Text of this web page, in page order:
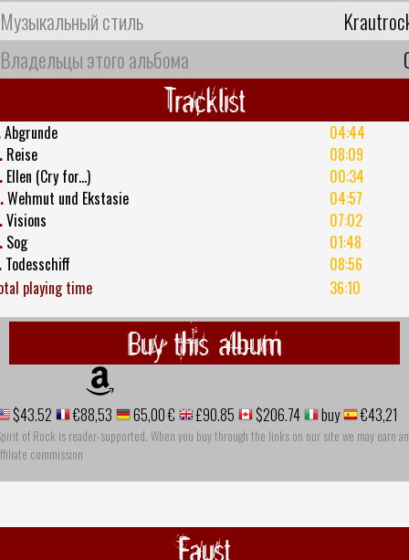
Музыкальный стиль
Владельцы этого альбома
Tracklist
Abgrunde
04:44
Reise
08:09
Ellen (Cry for...)
00:34
Wehmut und Ekstasie
04:57
Visions
07:02
Sog
01:48
Todesschiff
08:56
playing time
36:10
Buy this album
$43.52 €88,53 65,00 € £90.85 $206.74 buy €43,21
of Rock is reader-supported. When you buy through the links on our site we may earn an
commission
Faust